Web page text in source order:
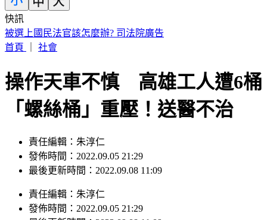
快訊
188萬《龍藏經》賣掉了！大戶不甩7折 店員爆「付現買原
價」
操作天車不慎 高雄工人遭6桶
「螺絲桶」重壓！送醫不治
責任編輯：朱淳仁
發佈時間：2022.09.05 21:29
責任編輯 ： 朱淳仁